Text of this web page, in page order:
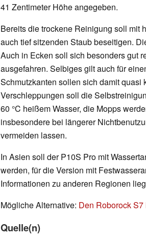
41 Zentimeter Höhe angegeben.
Bereits die trockene Reinigung soll mit
auch tief sitzenden Staub beseitigen.
Auch in Ecken soll sich besonders gut
ausgefahren. Selbiges gilt auch für
Schmutzkanten sollen sich damit quasi
Verschleppungen soll die
60 °C heißem Wasser, die Mopps
insbesondere bei längerer
vermeiden lassen.
In Asien soll der P10S Pro mit
werden, für die Version mit
Informationen zu anderen Regionen
Mögliche Alternative: Den Roborock
Quelle(n)